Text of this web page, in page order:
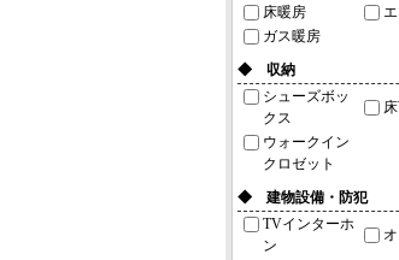
床暖房
ガス暖房
◆ 収納
シューズボッ
クス
ウォークイン
クロゼット
◆ 建物設備・防犯
TVインターホ
ン